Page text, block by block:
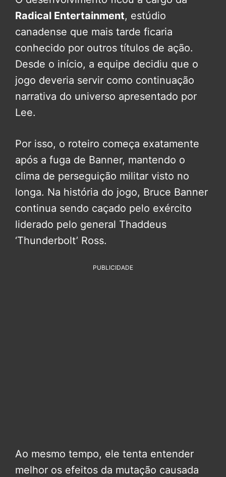
Radical Entertainment, estúdio
canadense que mais tarde ficaria
conhecido por outros títulos de ação.
Desde o início, a equipe decidiu que o
jogo deveria servir como continuação
narrativa do universo apresentado por
Lee.
Por isso, o roteiro começa exatamente
após a fuga de Banner, mantendo o
clima de perseguição militar visto no
longa. Na história do jogo, Bruce Banner
continua sendo caçado pelo exército
liderado pelo general Thaddeus
‘Thunderbolt’ Ross.
PUBLICIDADE
Ao mesmo tempo, ele tenta entender
melhor os efeitos da mutação causada